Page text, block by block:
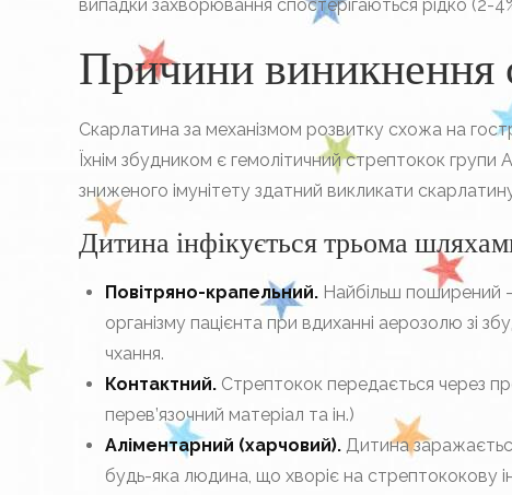
випадки захворювання спостерігаються рідко (2-
Причини виникнення
Скарлатина за механізмом розвитку схожа на
Їхнім збудником є гемолітичний стрептокок групи
зниженого імунітету здатний викликати
Дитина інфікується трьома
Повітряно-крапельний. Найбільш поширений –
організму пацієнта при вдиханні аерозолю зі
чхання.
Контактний. Стрептокок передається через
перев’язочний матеріал та ін.)
Аліментарний (харчовий). Дитина
будь-яка людина, що хворіє на стрептококову